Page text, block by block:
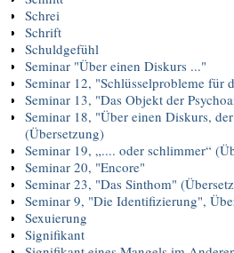
Schrei
Schrift
Schuldgefühl
Seminar "Über einen Diskurs ..."
Seminar 12, "Schlüsselprobleme für
Seminar 13, "Das Objekt der
Seminar 18, "Über einen Diskurs,
(Übersetzung)
Seminar 19, „.... oder schlimmer“
Seminar 20, "Encore"
Seminar 23, "Das Sinthom"
Seminar 9, "Die Identifizierung",
Sexuierung
Signifikant